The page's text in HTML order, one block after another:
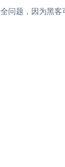
问题，因为黑